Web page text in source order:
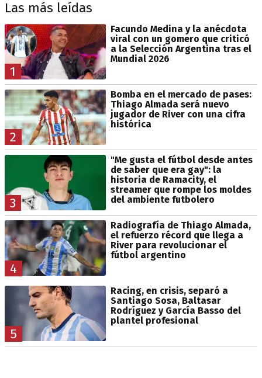
Las más leídas
1
Facundo Medina y la anécdota
viral con un gomero que criticó
a la Selección Argentina tras el
Mundial 2026
2
Bomba en el mercado de pases:
Thiago Almada será nuevo
jugador de River con una cifra
histórica
3
"Me gusta el fútbol desde antes
de saber que era gay": la
historia de Ramacity, el
streamer que rompe los moldes
del ambiente futbolero
4
Radiografía de Thiago Almada,
el refuerzo récord que llega a
River para revolucionar el
fútbol argentino
5
Racing, en crisis, separó a
Santiago Sosa, Baltasar
Rodríguez y García Basso del
plantel profesional